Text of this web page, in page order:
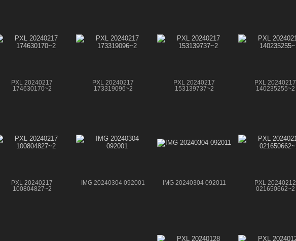
PXL 20240217
174630170~2
PXL 20240217
173319096~2
PXL 20240217
153139737~2
PXL 20240217
140235255~2
PXL 20240217
100804827~2
IMG 20240304 092001 IMG 20240304 092011
PXL 20240212
021650662~2